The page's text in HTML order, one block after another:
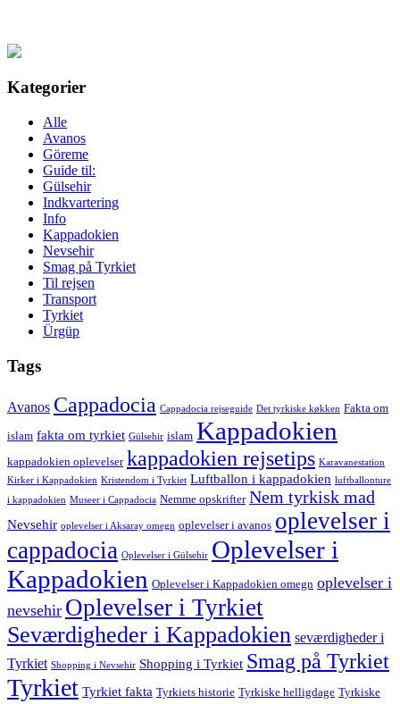
Kategorier
Alle
Avanos
Göreme
Guide til:
Gülsehir
Indkvartering
Info
Kappadokien
Nevsehir
Smag på Tyrkiet
Til rejsen
Transport
Tyrkiet
Ürgüp
Tags
Avanos Cappadocia Cappadocia rejseguide Det tyrkiske køkken Fakta om
islam fakta om tyrkiet Gülsehir islam Kappadokien
kappadokien oplevelser kappadokien rejsetips Karavanestation
Kirker i Kappadokien Kristendom i Tyrkiet Luftballon i kappadokien luftballonture
i kappadokien Museer i Cappadocia Nemme opskrifter Nem tyrkisk mad
Nevsehir oplevelser i Aksaray omegn oplevelser i avanos oplevelser i
cappadocia Oplevelser i Gülsehir Oplevelser i
Kappadokien Oplevelser i Kappadokien omegn oplevelser i
nevsehir Oplevelser i Tyrkiet
Seværdigheder i Kappadokien seværdigheder i
Tyrkiet Shopping i Nevsehir Shopping i Tyrkiet Smag på Tyrkiet
Tyrkiet Tyrkiet fakta Tyrkiets historie Tyrkiske helligdage Tyrkiske